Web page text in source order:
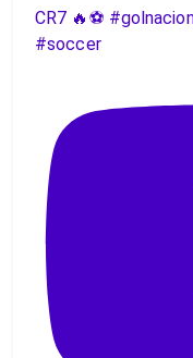
CR7 🔥⚽️
#soccer